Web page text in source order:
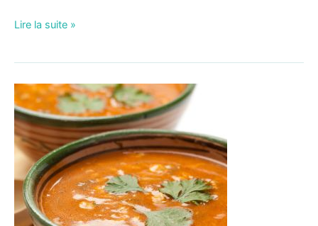
Lire la suite »
Soupe
marocaine
(Harira)